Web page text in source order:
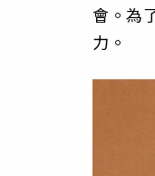
會。為
力。